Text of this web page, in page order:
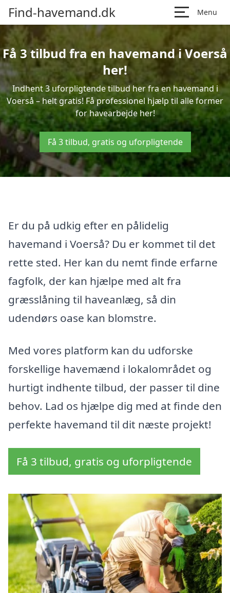
Find-havemand.dk Menu
Få 3 tilbud fra en havemand i Voerså
her!
Indhent 3 uforpligtende tilbud her fra en havemand i
Voerså – helt gratis! Få professionel hjælp til alle former
for havearbejde her!
Få 3 tilbud, gratis og uforpligtende
Er du på udkig efter en pålidelig
havemand i Voerså? Du er kommet til det
rette sted. Her kan du nemt finde erfarne
fagfolk, der kan hjælpe med alt fra
græsslåning til haveanlæg, så din
udendørs oase kan blomstre.
Med vores platform kan du udforske
forskellige havemænd i lokalområdet og
hurtigt indhente tilbud, der passer til dine
behov. Lad os hjælpe dig med at finde den
perfekte havemand til dit næste projekt!
Få 3 tilbud, gratis og uforpligtende